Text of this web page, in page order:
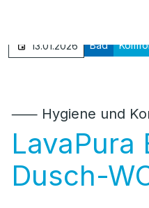
13.01.2026 Bad
⸺ Hygiene und
LavaPura
Dusch-